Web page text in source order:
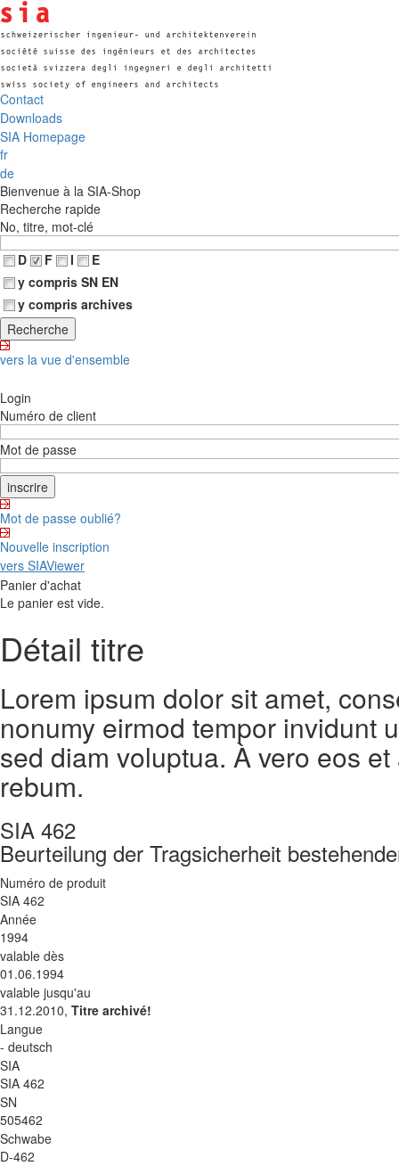
Contact
Downloads
SIA Homepage
fr
de
Bienvenue à la SIA-Shop
Recherche rapide
No, titre, mot-clé
D
F I
E
y compris SN EN
y compris archives
vers la vue d'ensemble
Login
Numéro de client
Mot de passe
Mot de passe oublié?
Nouvelle inscription
vers SIAViewer
Panier d'achat
Le panier est vide.
Détail titre
Lorem ipsum dolor sit amet,
nonumy eirmod tempor invidunt
sed diam voluptua. À vero eos
rebum.
SIA 462
Beurteilung der Tragsicherheit
Numéro de produit
SIA 462
Année
1994
valable dès
01.06.1994
valable jusqu'au
31.12.2010, Titre archivé!
Langue
- deutsch
SIA
SIA 462
SN
505462
Schwabe
D-462